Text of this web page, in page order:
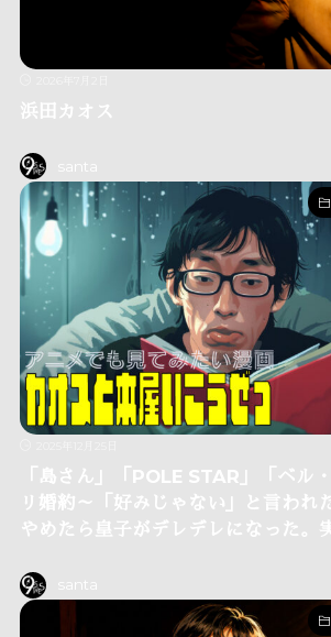
浜田カオス
santa
「島さん」「POLE STAR」「ベル
リ婚約～「好みじゃない」と言われ
やめたら皇子がデレデレになった。
santa